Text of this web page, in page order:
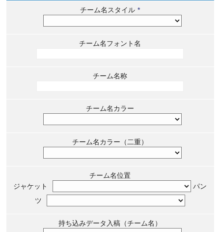
チーム名スタイル *
チーム名フォント名
チーム名称
チーム名カラー
チーム名カラー（二重）
チーム名位置
ジャケット
パン
ツ
持ち込みデータ入稿（チーム名）